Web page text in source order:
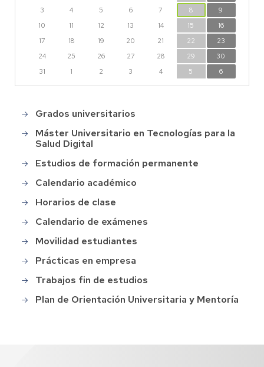
3
4 5 6 7 8
9
10
11 12 13 14 15
16
17
18 19 20 21 22
23
24
25 26 27 28 29
30
31
1 2 3 4 5 6
Main
menu
Grados universitarios
Máster Universitario en Tecnologías para la
Salud Digital
Estudios de formación permanente
Calendario académico
Horarios de clase
Calendario de exámenes
Movilidad estudiantes
Prácticas en empresa
Trabajos fin de estudios
Plan de Orientación Universitaria y Mentoría